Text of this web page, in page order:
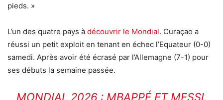
pieds. »
L’un des quatre pays à découvrir le Mondial. Curaçao a
réussi un petit exploit en tenant en échec l’Equateur (0-0)
samedi. Après avoir été écrasé par l’Allemagne (7-1) pour
ses débuts la semaine passée.
MONDIAL 2026 : MBAPPÉ ET MESSI,